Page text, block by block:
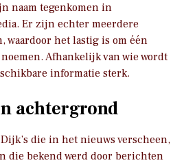
naam tegenkomen in
Er zijn echter meerdere
waardoor het lastig is om één
Afhankelijk van wie wordt
informatie sterk.
achtergrond
die in het nieuws verscheen,
die bekend werd door berichten